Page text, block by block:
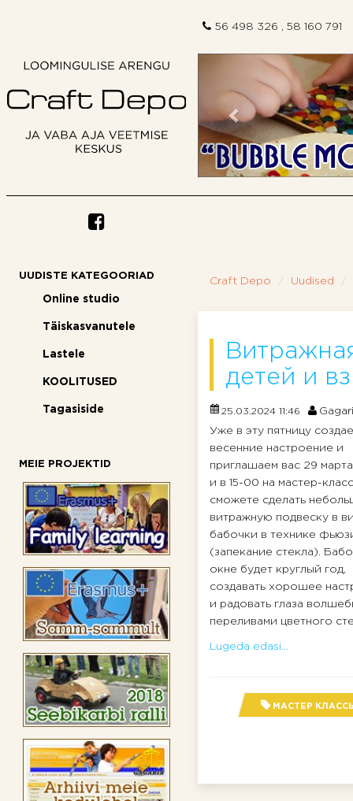
56 498 326 , 58 160 791
Eelmine
UUDISTE KATEGOORIAD
Online studio
Täiskasvanutele
Lastele
KOOLITUSED
Tagasiside
MEIE PROJEKTID
Craft Depo Uudised
детей и
25.03.2024 11:46
Уже в эту пятницу
весенние настроение и
приглашаем вас 29
и в 15-00 на мастер-
сможете сделать
витражную подвеску в
бабочки в технике
(запекание стекла).
окне будет круглый год,
создавать хорошее
и радовать глаза
переливами цветного
Lugeda edasi...
МАСТЕР